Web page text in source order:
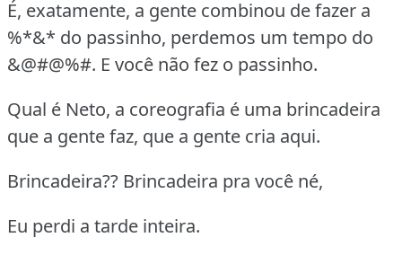
É, exatamente, a gente combinou de fazer a
%*&* do passinho, perdemos um tempo do
&@#@%#. E você não fez o passinho.
Qual é Neto, a coreografia é uma brincadeira
que a gente faz, que a gente cria aqui.
Brincadeira?? Brincadeira pra você né,
Eu perdi a tarde inteira.